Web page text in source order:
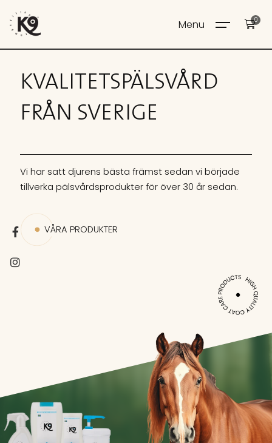
Menu 0
KVALITETSPÄLSVÅRD
FRÅN SVERIGE
Vi har satt djurens bästa främst sedan vi började
tillverka pälsvårdsprodukter för över 30 år sedan.
VÅRA PRODUKTER